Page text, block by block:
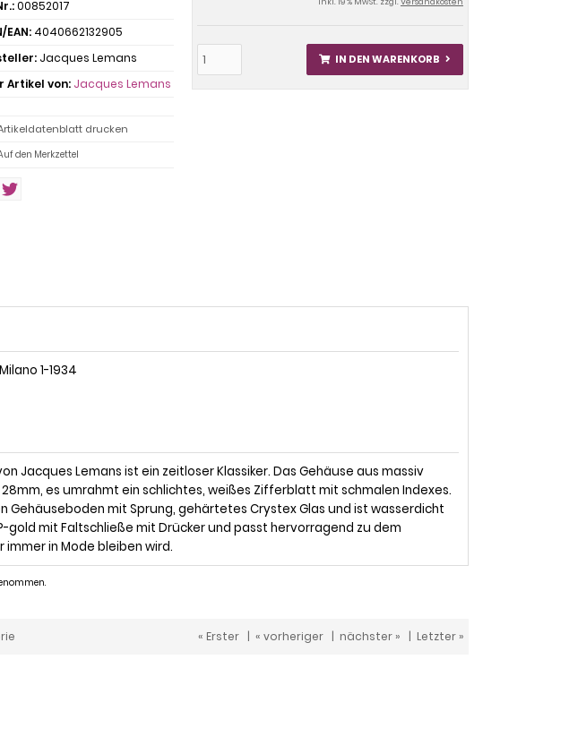
IN DEN WARENKORB
00852017
EAN: 4040662132905
Jacques Lemans
Artikel von: Jacques Lemans
drucken
1-1934
Jacques Lemans ist ein zeitloser Klassiker. Das Gehäuse aus massiv
es umrahmt ein schlichtes, weißes Zifferblatt mit schmalen Indexes.
Gehäuseboden mit Sprung, gehärtetes Crystex Glas und ist wasserdicht
gold mit Faltschließe mit Drücker und passt hervorragend zu dem
immer in Mode bleiben wird.
« Erster | « vorheriger | nächster » | Letzter »